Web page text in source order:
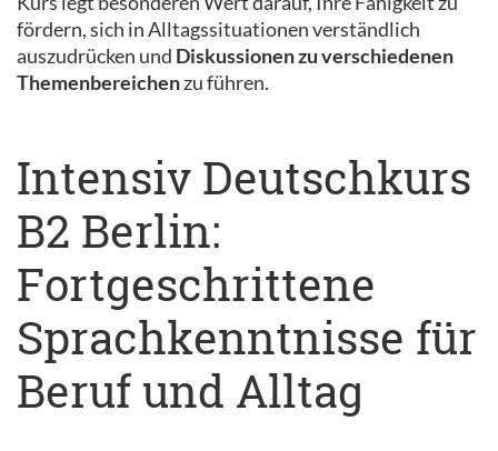
fördern, sich in Alltagssituationen verständlich
auszudrücken und Diskussionen zu verschiedenen
Themenbereichenzu führen.
Intensiv Deutschkurs
B2 Berlin:
Fortgeschrittene
Sprachkenntnisse für
Beruf und Alltag